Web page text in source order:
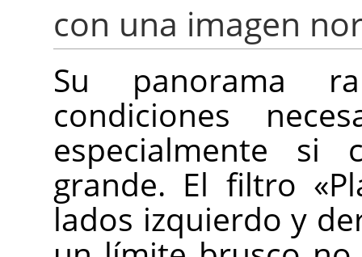
con una imagen
Su panorama
condiciones
especialmente si
grande. El filtro
lados izquierdo y